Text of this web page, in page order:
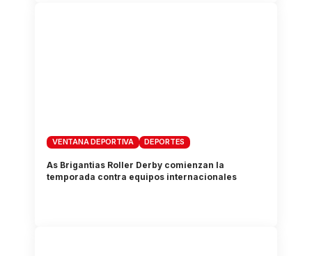
VENTANA DEPORTIVA DEPORTES
As Brigantias Roller Derby comienzan la
temporada contra equipos internacionales